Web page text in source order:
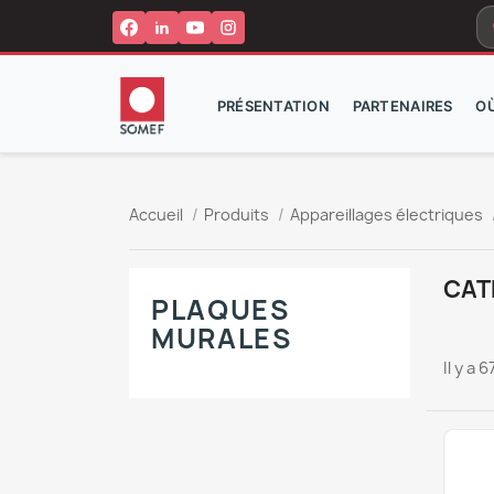
PRÉSENTATION PARTENAIRES
Accueil Produits Appareillages électriques
PLAQUES
MURALES
Il y a